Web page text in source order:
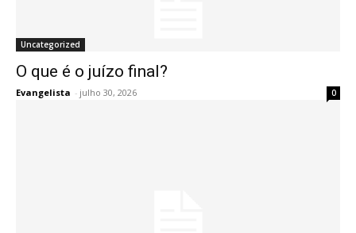
Uncategorized
O que é o juízo final?
Evangelista - julho 30, 2026 0